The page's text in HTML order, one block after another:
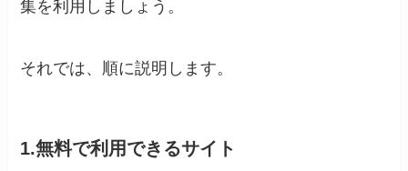
集を利用しましょう。
それでは、順に説明します。
1.無料で利用できるサイト